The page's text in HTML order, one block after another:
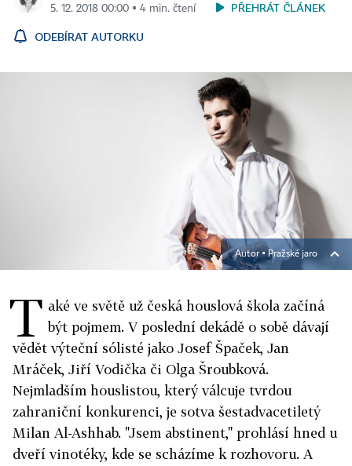
5. 12. 2018 00:00 ▪ 4 min. čtení
PŘEHRÁT ČLÁNEK
ODEBÍRAT AUTORKU
Autor ▪ Pražské jaro
T aké ve světě už česká houslová škola začíná
být pojmem. V poslední dekádě o sobě dávají
vědět výteční sólisté jako Josef Špaček, Jan
Mráček, Jiří Vodička či Olga Šroubková.
Nejmladším houslistou, který válcuje tvrdou
zahraniční konkurenci, je sotva šestadvacetiletý
Milan Al-Ashhab. "Jsem abstinent," prohlásí hned u
dveří vinotéky, kde se scházíme k rozhovoru. A